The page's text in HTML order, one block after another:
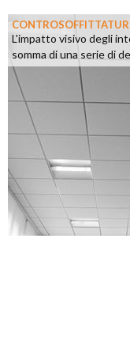
L'impatto visivo degli
somma di una serie di